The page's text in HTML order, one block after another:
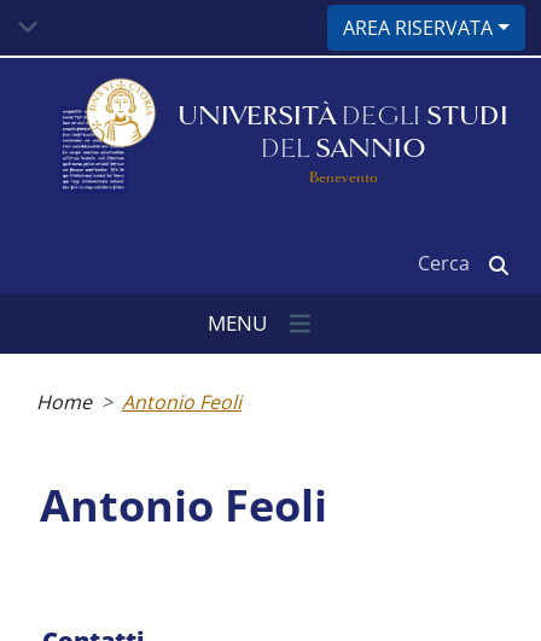
contenuto
AREA RISERVATA
UNIVERSITÀ DEGLI STUDI
DEL SANNIO
Benevento
MENU
Home Antonio Feoli
Antonio Feoli